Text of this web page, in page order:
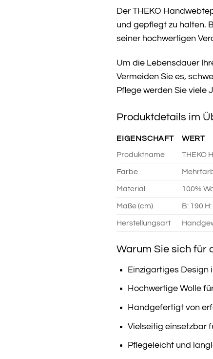
Der THEKO
und gepflegt zu halten.
seiner hochwertigen
Um die Lebensdauer
Vermeiden Sie es,
Pflege werden Sie viele
Produktdetails im
EIGENSCHAFT WERT
Produktname THEKO
Farbe
Material 100%
Maße (cm) B: 190 H:
Herstellungsart
Warum Sie sich für
Einzigartiges Design
Hochwertige Wolle
Handgefertigt von
Vielseitig einsetzbar
Pflegeleicht und